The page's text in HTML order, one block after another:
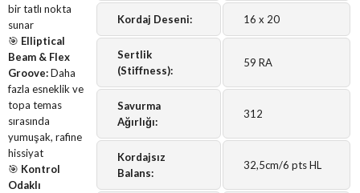
bir tatlı nokta
sunar
🎯 Elliptical
Beam & Flex
Groove:Daha
fazla esneklik ve
topa temas
sırasında
yumuşak, rafine
hissiyat
🎯 Kontrol
Odaklı
Kordaj Deseni: 16 x 20
Sertlik
(Stiffness):
59 RA
Savurma
Ağırlığı:
312
Kordajsız
Balans:
32,5cm/6 pts HL